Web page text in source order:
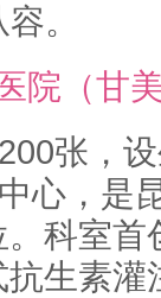
。
院（甘
张，
心，是
科室首
生素灌